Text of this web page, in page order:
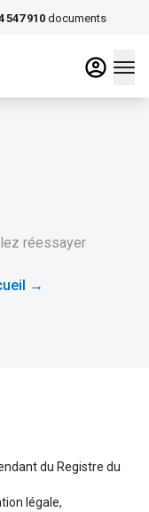
547 910 documents
réessayer
→
du Registre du
légale,